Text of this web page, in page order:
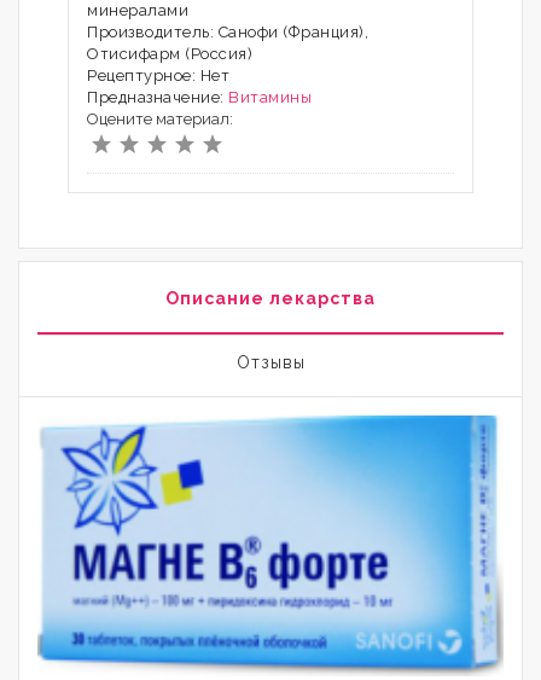
минералами
Производитель: Санофи (Франция),
Отисифарм (Россия)
Рецептурное: Нет
Предназначение: Витамины
Оцените материал:
Описание лекарства
Отзывы